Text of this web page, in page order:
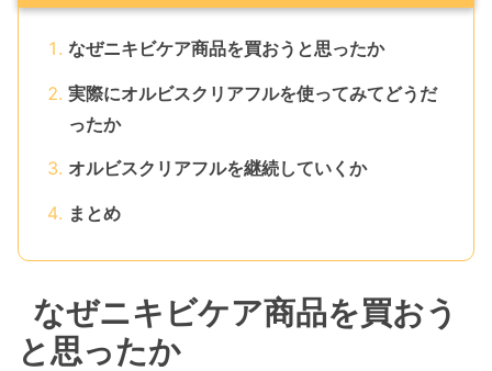
なぜニキビケア商品を買おうと思ったか
実際にオルビスクリアフルを使ってみてどうだ
ったか
オルビスクリアフルを継続していくか
まとめ
なぜニキビケア商品を買おう
と思ったか